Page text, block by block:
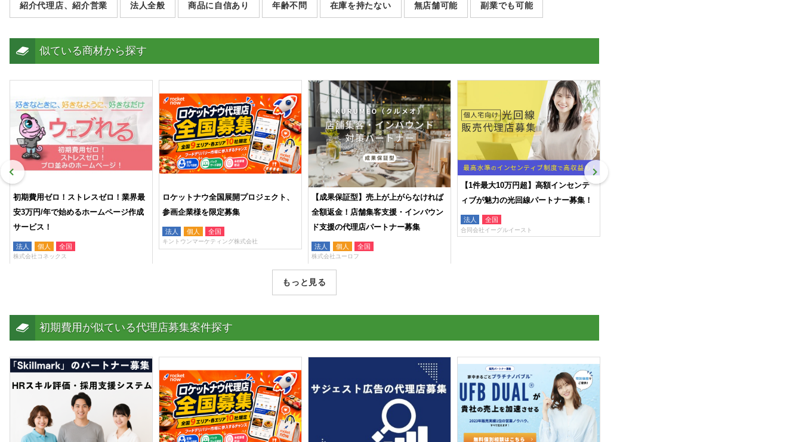
紹介代理店、紹介営業 法人全般 商品に自信あり 年齢不問 在庫を持たない 無店舗可能 副業でも可能
似ている商材から探す
ゼロ！業界最
ムページ作成
ロケットナウ全国展開プロジェクト、
参画企業様を限定募集
キントウンマーケティング株式会社
【成果保証型】売上が上がらなければ
全額返金！店舗集客支援・インバウン
ド支援の代理店パートナー募集
法人 個人
【1件最大10万円超】高額インセンテ
ィブが魅力の光回線パートナー募集！
合同会社イーグルイースト
光回線代理店ビジネスで、長期安定し
た「ストック収益」を構築しません
か？
個人 一部地域
株式会社Make Professional
もっと見る
初期費用が似ている代理店募集案件探す
費用0！ノルマなし！することは情報伝
達！営業はしなくてOK
法人 個人 全国
合同会社デジタルケア